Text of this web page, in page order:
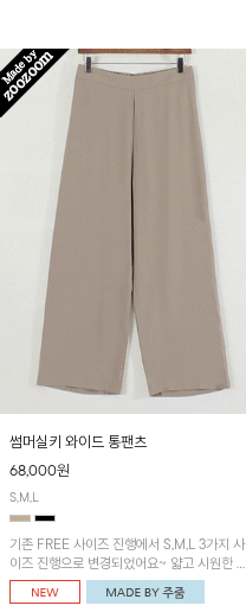
썸머실키 와이드 통팬츠
68,000원
S,M,L
기존 FREE 사이즈 진행에서 S,M,L 3가지 사
이즈 진행으로 변경되었어요~ 얇고 시원한 원
단으로 제작된 와이드팬츠! 베이직한 디자인으
로 코디 활용도가 높은 아이템이에요~